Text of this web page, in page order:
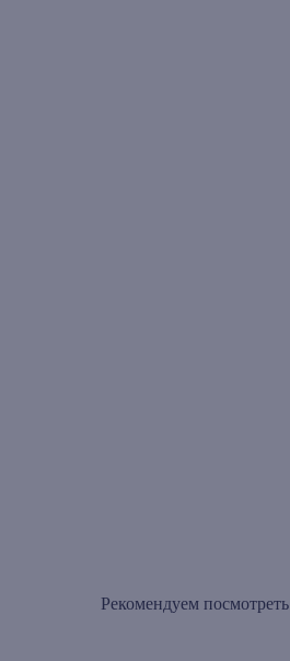
Рекомендуем посмотреть